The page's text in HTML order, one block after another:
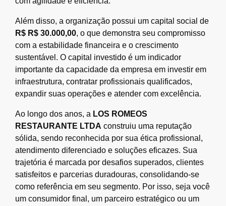
Além disso, a organização possui um capital social de
R$ R$ 30.000,00, o que demonstra seu compromisso
com a estabilidade financeira e o crescimento
sustentável. O capital investido é um indicador
importante da capacidade da empresa em investir em
infraestrutura, contratar profissionais qualificados,
expandir suas operações e atender com excelência.
Ao longo dos anos, a LOS ROMEOS
RESTAURANTE LTDA construiu uma reputação
sólida, sendo reconhecida por sua ética profissional,
atendimento diferenciado e soluções eficazes. Sua
trajetória é marcada por desafios superados, clientes
satisfeitos e parcerias duradouras, consolidando-se
como referência em seu segmento. Por isso, seja você
um consumidor final, um parceiro estratégico ou um